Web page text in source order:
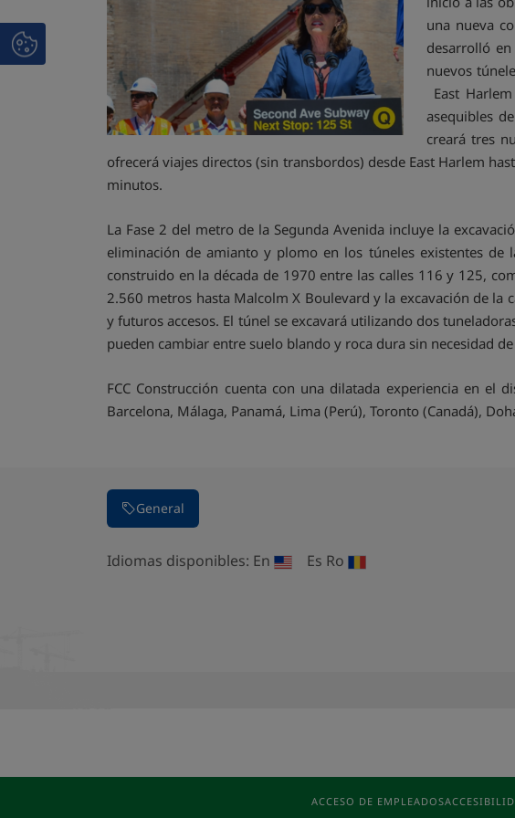
una nueva
desarrolló
nuevos
East
asequibles
creará tres
ofrecerá viajes directos (sin transbordos) desde East Harlem
minutos.
La Fase 2 del metro de la Segunda Avenida incluye la
eliminación de amianto y plomo en los túneles existentes
construido en la década de 1970 entre las calles 116 y 125,
2.560 metros hasta Malcolm X Boulevard y la excavación de la
y futuros accesos. El túnel se excavará utilizando dos
pueden cambiar entre suelo blando y roca dura sin necesidad
FCC Construcción cuenta con una dilatada experiencia en
Barcelona, Málaga, Panamá, Lima (Perú), Toronto (Canadá),
General
Idiomas disponibles: En Es Ro
ACCESO DE EMPLEADOS